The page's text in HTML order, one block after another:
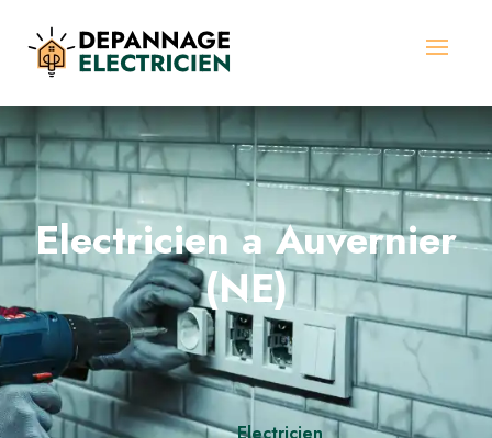
Electricien a Auvernier
(NE)